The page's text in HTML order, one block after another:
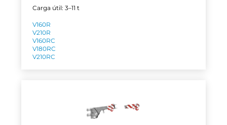
Carga útil: 3–11 t
V160R
V210R
V160RC
V180RC
V210RC